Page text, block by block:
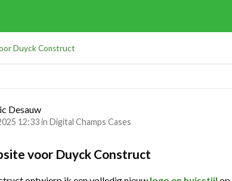
Duyck Construct
Desauw
12:33 in Digital Champs Cases
voor Duyck Construct